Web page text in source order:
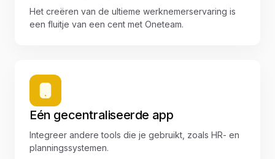
Het creëren van de ultieme werknemerservaring is
een fluitje van een cent met Oneteam.
Eén gecentraliseerde app
Integreer andere tools die je gebruikt, zoals HR- en
planningssystemen.